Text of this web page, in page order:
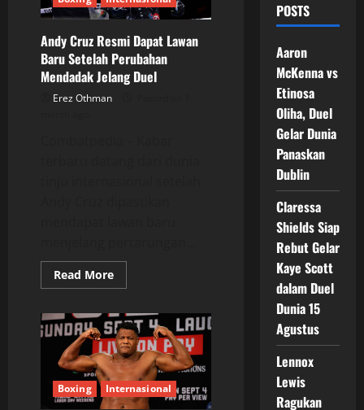
Andy Cruz Resmi Dapat Lawan
Baru Setelah Perubahan
Mendadak Jelang Duel
Erez Othman
Read MoreRead
more
Cruz
Resmi
Dapat
Lawan
Baru
Setelah
Perubahan
Mendadak
Boxing Internasional
POSTS
Aaron
McKenna vs
Etinosa
Oliha, Duel
Gelar Dunia
Panaskan
Dublin
Claressa
Shields Siap
Rebut Gelar
Kaye Scott
dalam Duel
Dunia 15
Agustus
Lennox
Lewis
Ragukan